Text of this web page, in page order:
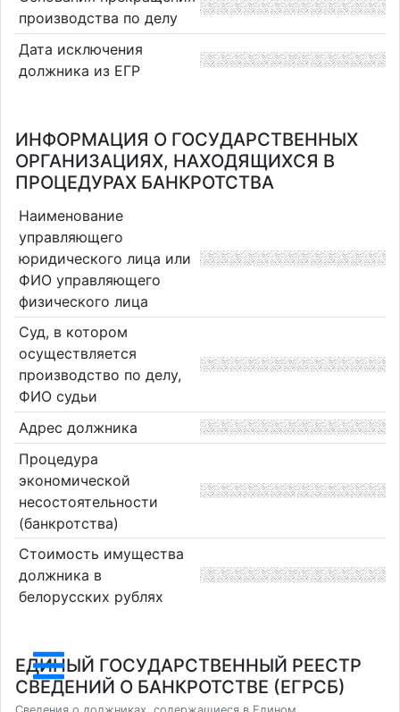
производства по делу
Дата исключения
должника из ЕГР
ИНФОРМАЦИЯ О ГОСУДАРСТВЕННЫХ
ОРГАНИЗАЦИЯХ, НАХОДЯЩИХСЯ В
ПРОЦЕДУРАХ БАНКРОТСТВА
Наименование
управляющего
юридического лица или
ФИО управляющего
физического лица
Суд, в котором
осуществляется
производство по делу,
ФИО судьи
Адрес должника
Процедура
экономической
несостоятельности
(банкротства)
Стоимость имущества
должника в
белорусских рублях
ЕДИНЫЙ ГОСУДАРСТВЕННЫЙ РЕЕСТР
СВЕДЕНИЙ О БАНКРОТСТВЕ (ЕГРСБ)